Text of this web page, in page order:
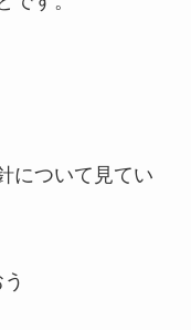
について見てい